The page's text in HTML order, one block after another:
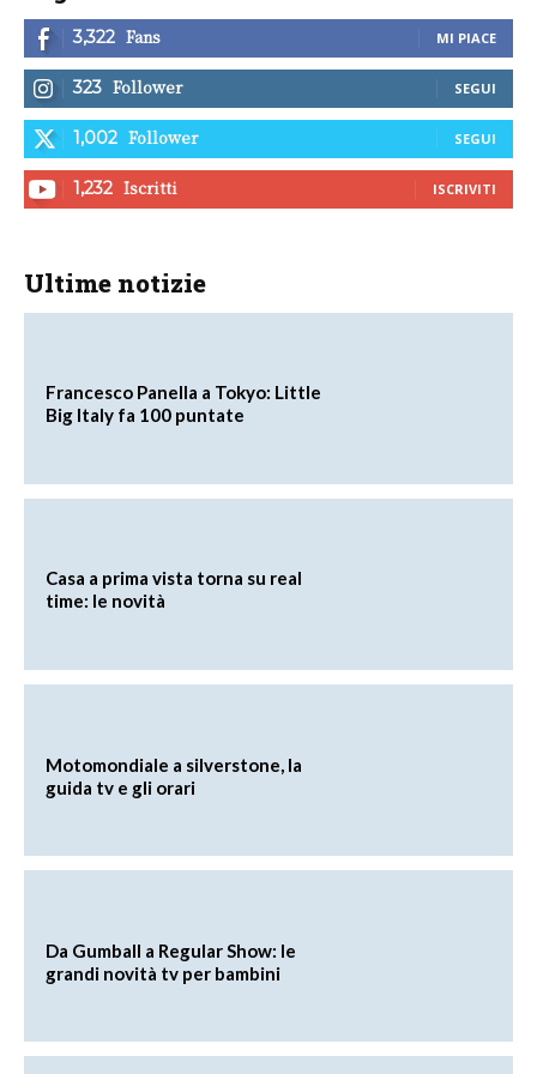
3,322 Fans MI PIACE
323 Follower SEGUI
1,002 Follower SEGUI
1,232 Iscritti ISCRIVITI
Ultime notizie
Francesco Panella a Tokyo: Little
Big Italy fa 100 puntate
Casa a prima vista torna su real
time: le novità
Motomondiale a silverstone, la
guida tv e gli orari
Da Gumball a Regular Show: le
grandi novità tv per bambini